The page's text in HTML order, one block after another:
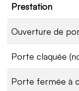
Prestation
Ouverture de
Porte claquée
Porte fermée à